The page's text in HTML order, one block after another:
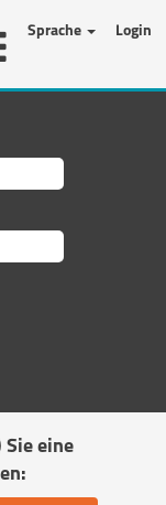
Sprache Login
Sie eine